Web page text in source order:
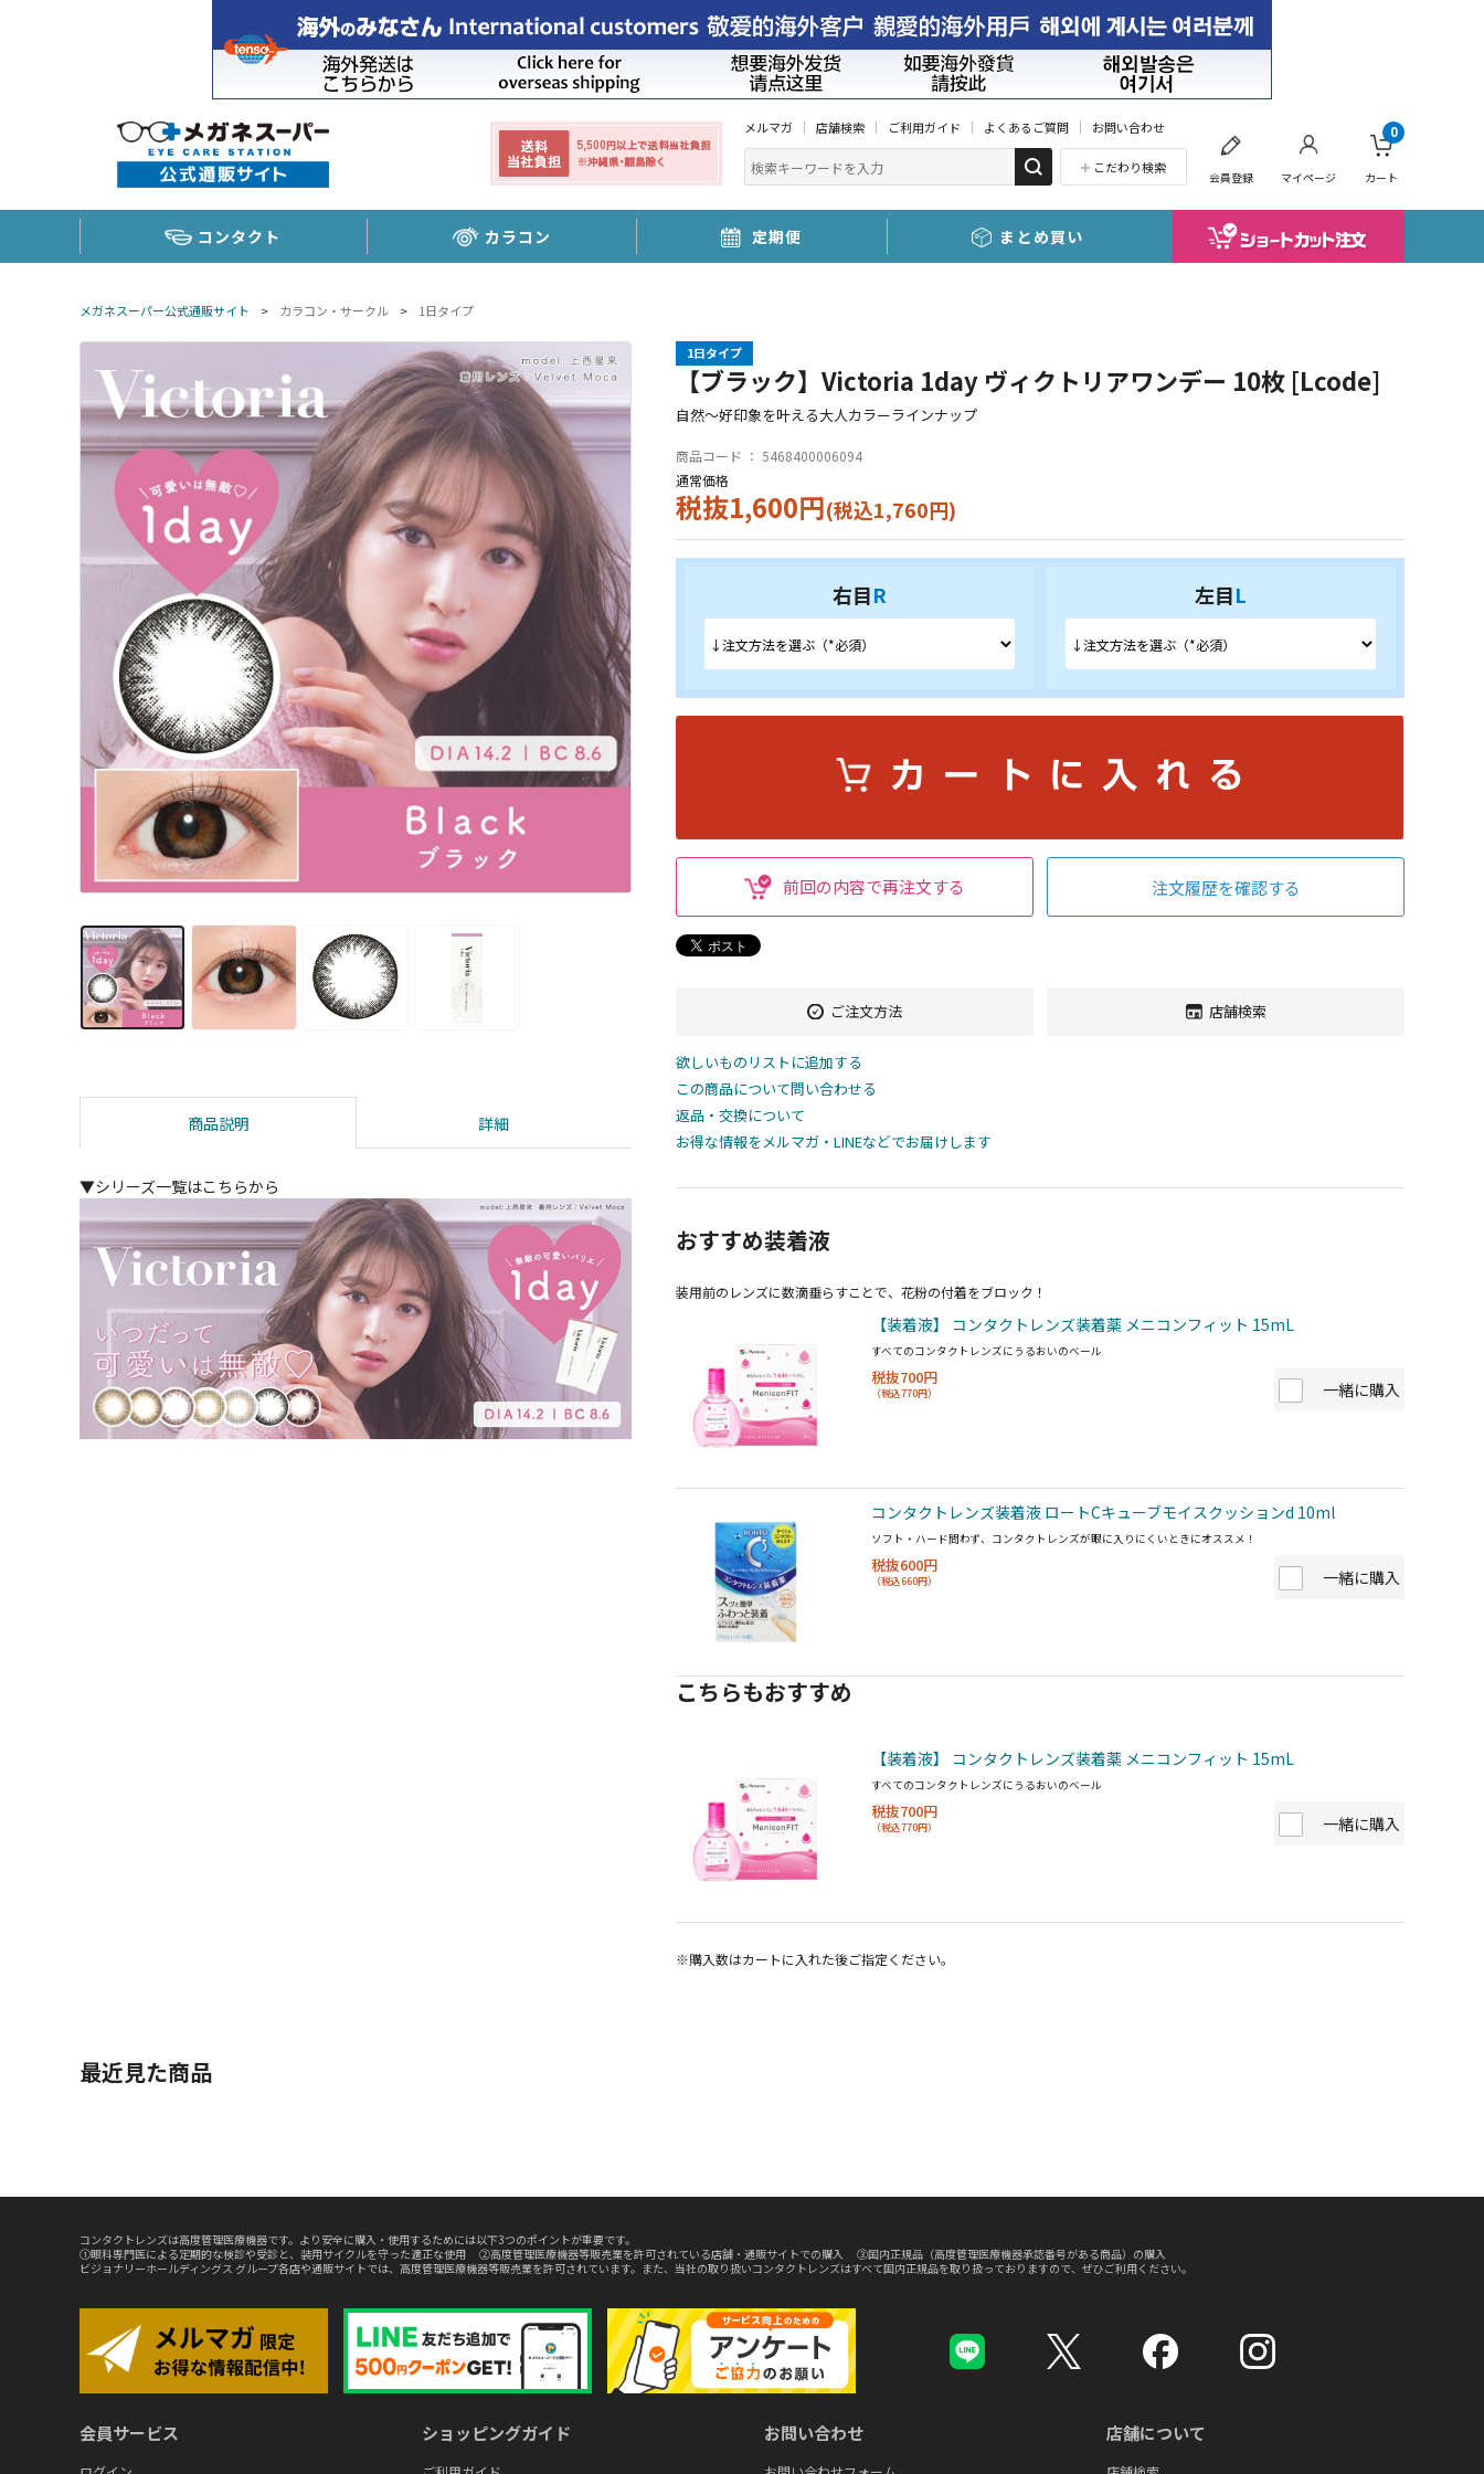
メルマガ 店舗検索 ご利用ガイド よくあるご質問 お問い合わせ
こだわり検索
会員登録 マイページ カート
0
コンタクト カラコン 定期便 まとめ買い
メガネスーパー公式通販サイト > カラコン・サークル > 1日タイプ
商品説明 詳細
▼シリーズ一覧はこちらから
1日タイプ
【ブラック】Victoria 1day ヴィクトリアワンデー 10枚 [Lcode]
自然～好印象を叶える大人カラーラインナップ
商品コード ： 5468400006094
通常価格
税抜1,600円(税込1,760円)
右目R 左目L
前回の内容で再注文する 注文履歴を確認する
ご注文方法 店舗検索
欲しいものリストに追加する
この商品について問い合わせる
返品・交換について
お得な情報をメルマガ・LINEなどでお届けします
おすすめ装着液
装用前のレンズに数滴垂らすことで、花粉の付着をブロック！
【装着液】 コンタクトレンズ装着薬 メニコンフィット 15mL
すべてのコンタクトレンズにうるおいのベール
税抜700円
（税込770円） 一緒に購入
コンタクトレンズ装着液 ロートCキューブモイスクッションd 10ml
ソフト・ハード問わず、コンタクトレンズが眼に入りにくいときにオススメ！
税抜600円
（税込660円） 一緒に購入
こちらもおすすめ
【装着液】 コンタクトレンズ装着薬 メニコンフィット 15mL
すべてのコンタクトレンズにうるおいのベール
税抜700円
（税込770円） 一緒に購入
※購入数はカートに入れた後ご指定ください。
最近見た商品
コンタクトレンズは高度管理医療機器です。より安全に購入・使用するためには以下3つのポイントが重要です。
①眼科専門医による定期的な検診や受診と、装用サイクルを守った適正な使用 ②高度管理医療機器等販売業を許可されている店舗・通販サイトでの購入 ③国内正規品（高度管理医療機器承認番号がある商品）の購入
ビジョナリーホールディングス グループ各店や通販サイトでは、高度管理医療機器等販売業を許可されています。また、当社の取り扱いコンタクトレンズはすべて国内正規品を取り扱っておりますので、ぜひご利用ください。
会員サービス ショッピングガイド お問い合わせ 店舗について